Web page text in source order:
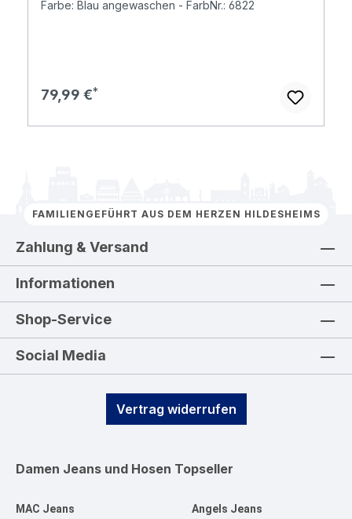
Farbe: Blau angewaschen - FarbNr.: 6822
Regulärer Preis:
79,99 €
FAMILIENGEFÜHRT AUS DEM HERZEN HILDESHEIMS
Zahlung & Versand
Informationen
Shop-Service
Social Media
Vertrag widerrufen
Damen Jeans und Hosen Topseller
MAC Jeans Angels Jeans